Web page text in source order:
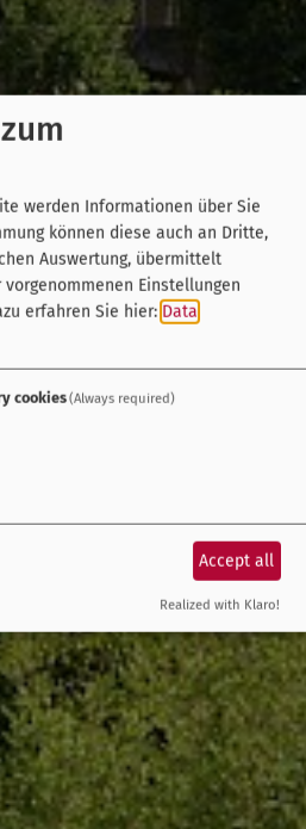
werden Informationen über Sie
können diese auch an Dritte,
Auswertung, übermittelt
Einstellungen
erfahren Sie hier: Data
cookies(Always required)
Accept all
Realized with Klaro!